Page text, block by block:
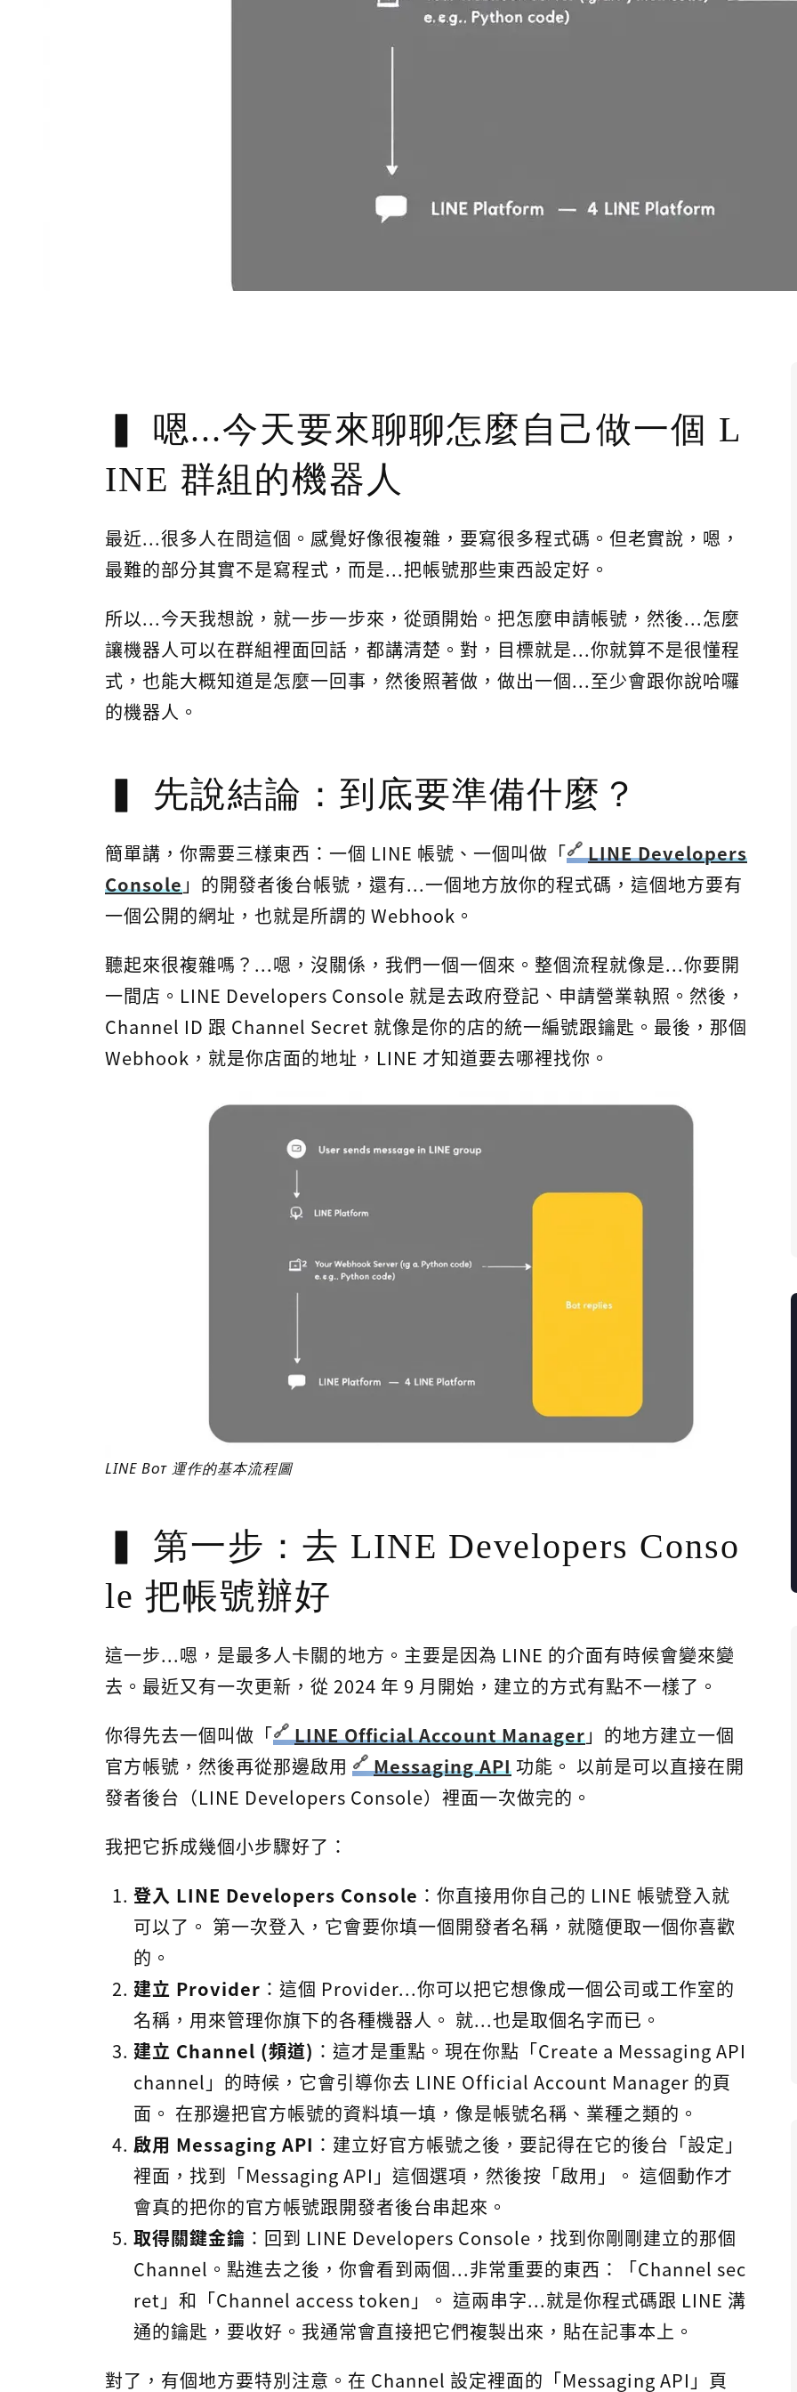
嗯...今天要來聊聊怎麼自己做一個 L
INE 群組的機器人
最近...很多人在問這個。感覺好像很複雜，要寫很多程式碼。但老實說，嗯，
最難的部分其實不是寫程式，而是...把帳號那些東西設定好。
所以...今天我想說，就一步一步來，從頭開始。把怎麼申請帳號，然後...怎麼
讓機器人可以在群組裡面回話，都講清楚。對，目標就是...你就算不是很懂程
式，也能大概知道是怎麼一回事，然後照著做，做出一個...至少會跟你說哈囉
的機器人。
先說結論：到底要準備什麼？
簡單講，你需要三樣東西：一個 LINE 帳號、一個叫做「
LINE Developers
Console」的開發者後台帳號，還有...一個地方放你的程式碼，這個地方要有
一個公開的網址，也就是所謂的 Webhook。
聽起來很複雜嗎？...嗯，沒關係，我們一個一個來。整個流程就像是...你要開
一間店。LINE Developers Console 就是去政府登記、申請營業執照。然後，
Channel ID 跟 Channel Secret 就像是你的店的統一編號跟鑰匙。最後，那個
Webhook，就是你店面的地址，LINE 才知道要去哪裡找你。
LINE Bot 運作的基本流程圖
第一步：去 LINE Developers Conso
le 把帳號辦好
這一步...嗯，是最多人卡關的地方。主要是因為 LINE 的介面有時候會變來變
去。最近又有一次更新，從 2024 年 9 月開始，建立的方式有點不一樣了。
你得先去一個叫做「
LINE Official Account Manager」的地方建立一個
官方帳號，然後再從那邊啟用
Messaging API功能。 以前是可以直接在開
發者後台（LINE Developers Console）裡面一次做完的。
我把它拆成幾個小步驟好了：
登入 LINE Developers Console ：你直接用你自己的 LINE 帳號登入就
可以了。 第一次登入，它會要你填一個開發者名稱，就隨便取一個你喜歡
的。
建立 Provider ：這個 Provider...你可以把它想像成一個公司或工作室的
名稱，用來管理你旗下的各種機器人。 就...也是取個名字而已。
建立 Channel (頻道) ：這才是重點。現在你點「Create a Messaging API
channel」的時候，它會引導你去 LINE Official Account Manager 的頁
面。 在那邊把官方帳號的資料填一填，像是帳號名稱、業種之類的。
啟用 Messaging API ：建立好官方帳號之後，要記得在它的後台「設定」
裡面，找到「Messaging API」這個選項，然後按「啟用」。 這個動作才
會真的把你的官方帳號跟開發者後台串起來。
取得關鍵金鑰 ：回到 LINE Developers Console，找到你剛剛建立的那個
Channel。點進去之後，你會看到兩個...非常重要的東西：「Channel sec
ret」和「Channel access token」。 這兩串字...就是你程式碼跟 LINE 溝
通的鑰匙，要收好。我通常會直接把它們複製出來，貼在記事本上。
對了，有個地方要特別注意。在 Channel 設定裡面的「Messaging API」頁